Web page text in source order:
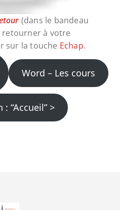
(dans le bandeau
retourner à votre
sur la touche Echap.
Word – Les cours
“Accueil” >